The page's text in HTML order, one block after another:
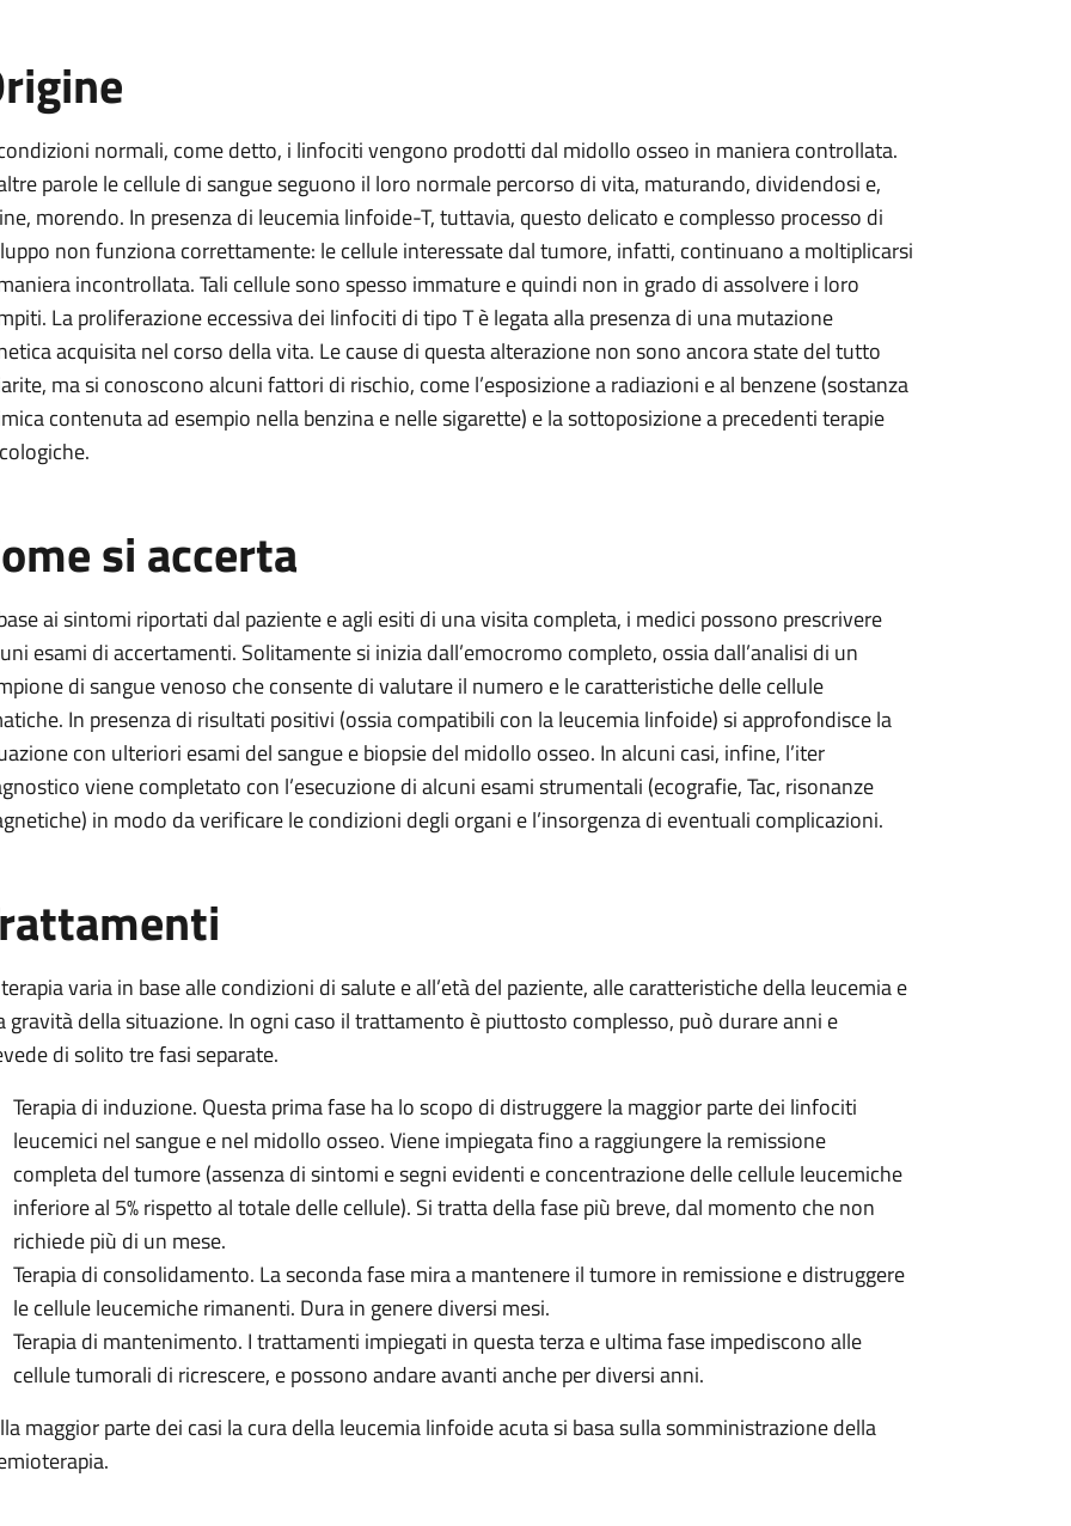
normali, come detto, i linfociti vengono prodotti dal midollo osseo in maniera controllata.
parole le cellule di sangue seguono il loro normale percorso di vita, maturando, dividendosi e,
morendo. In presenza di leucemia linfoide-T, tuttavia, questo delicato e complesso processo di
non funziona correttamente: le cellule interessate dal tumore, infatti, continuano a moltiplicarsi
incontrollata. Tali cellule sono spesso immature e quindi non in grado di assolvere i loro
La proliferazione eccessiva dei linfociti di tipo T è legata alla presenza di una mutazione
acquisita nel corso della vita. Le cause di questa alterazione non sono ancora state del tutto
ma si conoscono alcuni fattori di rischio, come l’esposizione a radiazioni e al benzene (sostanza
contenuta ad esempio nella benzina e nelle sigarette) e la sottoposizione a precedenti terapie
si accerta
ai sintomi riportati dal paziente e agli esiti di una visita completa, i medici possono prescrivere
esami di accertamenti. Solitamente si inizia dall’emocromo completo, ossia dall’analisi di un
di sangue venoso che consente di valutare il numero e le caratteristiche delle cellule
In presenza di risultati positivi (ossia compatibili con la leucemia linfoide) si approfondisce la
con ulteriori esami del sangue e biopsie del midollo osseo. In alcuni casi, infine, l’iter
viene completato con l’esecuzione di alcuni esami strumentali (ecografie, Tac, risonanze
in modo da verificare le condizioni degli organi e l’insorgenza di eventuali complicazioni.
varia in base alle condizioni di salute e all’età del paziente, alle caratteristiche della leucemia e
gravità della situazione. In ogni caso il trattamento è piuttosto complesso, può durare anni e
di solito tre fasi separate.
Terapia di induzione. Questa prima fase ha lo scopo di distruggere la maggior parte dei linfociti
leucemici nel sangue e nel midollo osseo. Viene impiegata fino a raggiungere la remissione
completa del tumore (assenza di sintomi e segni evidenti e concentrazione delle cellule leucemiche
inferiore al 5% rispetto al totale delle cellule). Si tratta della fase più breve, dal momento che non
richiede più di un mese.
Terapia di consolidamento. La seconda fase mira a mantenere il tumore in remissione e distruggere
le cellule leucemiche rimanenti. Dura in genere diversi mesi.
Terapia di mantenimento. I trattamenti impiegati in questa terza e ultima fase impediscono alle
cellule tumorali di ricrescere, e possono andare avanti anche per diversi anni.
maggior parte dei casi la cura della leucemia linfoide acuta si basa sulla somministrazione della